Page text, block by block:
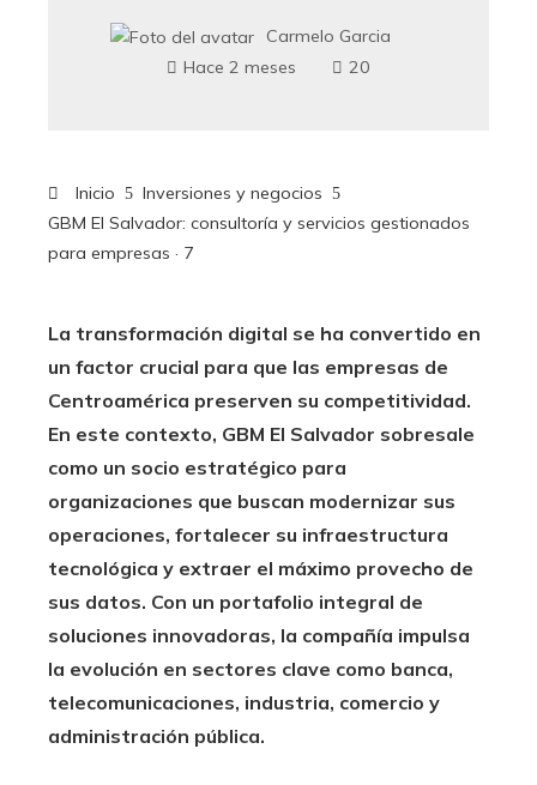
Carmelo Garcia
Hace 2 meses
20
Inicio
Inversiones y negocios
GBM El Salvador: consultoría y servicios gestionados
para empresas · 7
La transformación digital se ha convertido en
un factor crucial para que las empresas de
Centroamérica preserven su competitividad.
En este contexto, GBM El Salvador sobresale
como un socio estratégico para
organizaciones que buscan modernizar sus
operaciones, fortalecer su infraestructura
tecnológica y extraer el máximo provecho de
sus datos. Con un portafolio integral de
soluciones innovadoras, la compañía impulsa
la evolución en sectores clave como banca,
telecomunicaciones, industria, comercio y
administración pública.